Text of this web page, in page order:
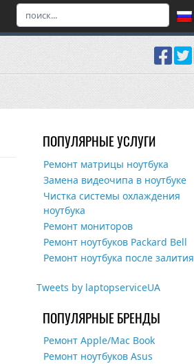
ПОПУЛЯРНЫЕ УСЛУГИ
Ремонт матрицы ноутбука
Замена видеочипа в ноутбуке
Чистка системы охлаждения
ноутбука
Ремонт мониторов
Ремонт ноутбуков Packard Bell
Ремонт ноутбука после залития
Tweets by laptopserviceUA
ПОПУЛЯРНЫЕ БРЕНДЫ
Ремонт Apple/Mac Book
Ремонт ноутбуков Asus